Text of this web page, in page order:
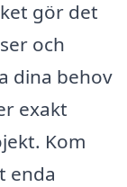
gör det
och
dina behov
exakt
Kom
enda